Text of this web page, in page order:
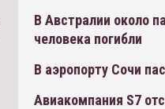
В Австралии около
человека погибли
В аэропорту Сочи
Авиакомпания S7